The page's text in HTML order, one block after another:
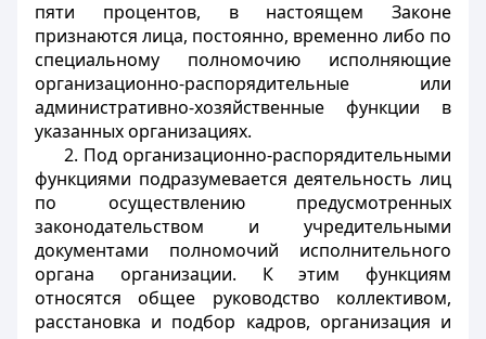
пяти процентов, в настоящем Законе
признаются лица, постоянно, временно либо по
специальному полномочию исполняющие
организационно-распорядительные или
административно-хозяйственные функции в
указанных организациях.
2. Под организационно-распорядительными
функциями подразумевается деятельность лиц
по осуществлению предусмотренных
законодательством и учредительными
документами полномочий исполнительного
органа организации. К этим функциям
относятся общее руководство коллективом,
расстановка и подбор кадров, организация и